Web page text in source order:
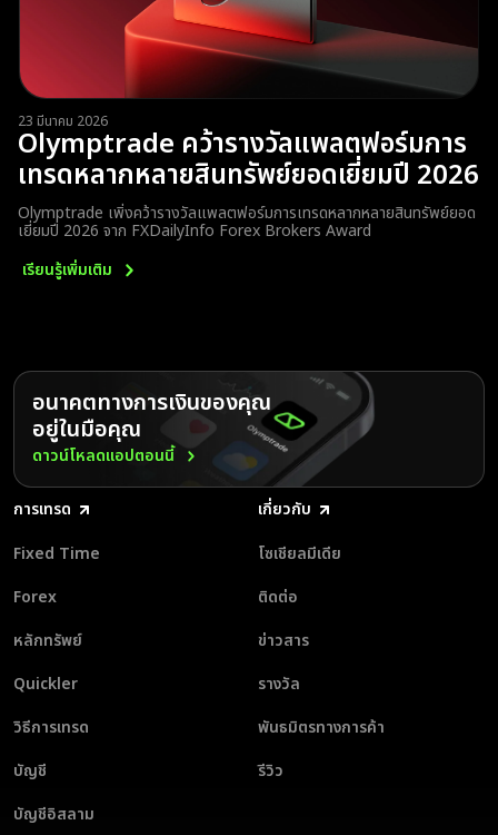
23 มีนาคม 2026
Olymptrade คว้ารางวัลแพลตฟอร์มการ
เทรดหลากหลายสินทรัพย์ยอดเยี่ยมปี 2026
Olymptrade เพิ่งคว้ารางวัลแพลตฟอร์มการเทรดหลากหลายสินทรัพย์ยอด
เยี่ยมปี 2026 จาก FXDailyInfo Forex Brokers Award
เรียนรู้เพิ่มเติม
อนาคตทางการเงินของคุณ
อยู่ในมือคุณ
ดาวน์โหลดแอปตอนนี้
การเทรด
Fixed Time
Forex
หลักทรัพย์
Quickler
วิธีการเทรด
บัญชี
บัญชีอิสลาม
เกี่ยวกับ
โซเชียลมีเดีย
ติดต่อ
ข่าวสาร
รางวัล
พันธมิตรทางการค้า
รีวิว